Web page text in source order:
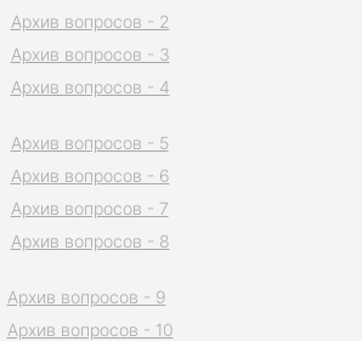
Архив вопросов - 2
Архив вопросов - 3
Архив вопросов - 4
Архив вопросов - 5
Архив вопросов - 6
Архив вопросов - 7
Архив вопросов - 8
Архив вопросов - 9
Архив вопросов - 10